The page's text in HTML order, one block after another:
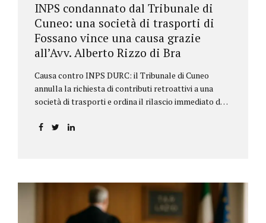
INPS condannato dal Tribunale di
Cuneo: una società di trasporti di
Fossano vince una causa grazie
all’Avv. Alberto Rizzo di Bra
Causa contro INPS DURC: il Tribunale di Cuneo
annulla la richiesta di contributi retroattivi a una
società di trasporti e ordina il rilascio immediato del